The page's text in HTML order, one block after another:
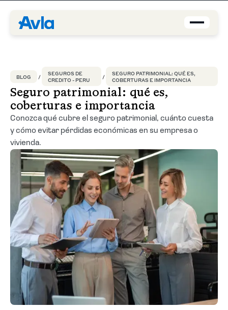
Brokers
Quiénes Somos
Centro de Ayuda
Blog
ES-PE
Solicitar cotización
BLOG
SEGUROS DE
CREDITO - PERU
SEGURO PATRIMONIAL: QUÉ ES,
COBERTURAS E IMPORTANCIA
Seguro patrimonial: qué es,
coberturas e importancia
Conozca qué cubre el seguro patrimonial, cuánto cuesta
y cómo evitar pérdidas económicas en su empresa o
vivienda.